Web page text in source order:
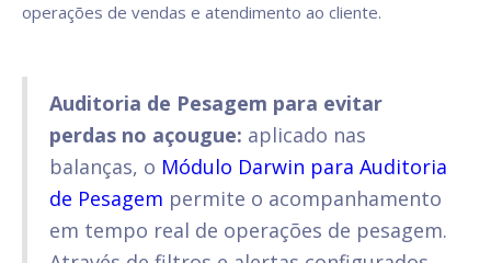
operações de vendas e atendimento ao cliente.
Auditoria de Pesagem para evitar
perdas no açougue: aplicado nas
balanças, o Módulo Darwin para Auditoria
de Pesagem permite o acompanhamento
em tempo real de operações de pesagem.